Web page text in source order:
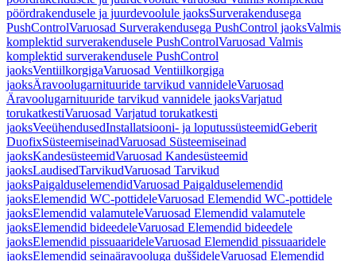
pöördrakendusele ja juurdevoolule jaoksSurverakendusega
PushControlVaruosad Surverakendusega PushControl jaoksValmis
komplektid surverakendusele PushControlVaruosad Valmis
komplektid surverakendusele PushControl
jaoksVentiilkorgigaVaruosad Ventiilkorgiga
jaoksÄravoolugarnituuride tarvikud vannideleVaruosad
Äravoolugarnituuride tarvikud vannidele jaoksVarjatud
torukatkestiVaruosad Varjatud torukatkesti
jaoksVeeühendusedInstallatsiooni- ja loputussüsteemidGeberit
DuofixSüsteemiseinadVaruosad Süsteemiseinad
jaoksKandesüsteemidVaruosad Kandesüsteemid
jaoksLaudisedTarvikudVaruosad Tarvikud
jaoksPaigalduselemendidVaruosad Paigalduselemendid
jaoksElemendid WC-pottideleVaruosad Elemendid WC-pottidele
jaoksElemendid valamuteleVaruosad Elemendid valamutele
jaoksElemendid bideedeleVaruosad Elemendid bideedele
jaoksElemendid pissuaarideleVaruosad Elemendid pissuaaridele
jaoksElemendid seinaäravooluga duššideleVaruosad Elemendid